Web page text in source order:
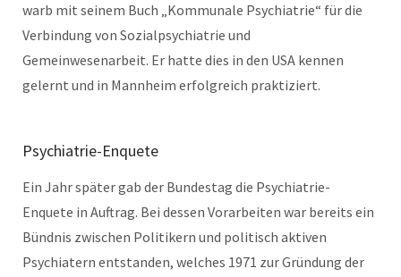
warb mit seinem Buch „Kommunale Psychiatrie“ für die
Verbindung von Sozialpsychiatrie und
Gemeinwesenarbeit. Er hatte dies in den USA kennen
gelernt und in Mannheim erfolgreich praktiziert.
Psychiatrie-Enquete
Ein Jahr später gab der Bundestag die Psychiatrie-
Enquete in Auftrag. Bei dessen Vorarbeiten war bereits ein
Bündnis zwischen Politikern und politisch aktiven
Psychiatern entstanden, welches 1971 zur Gründung der